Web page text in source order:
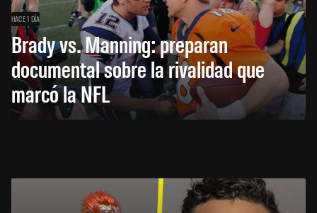
HACE 1 DÍA
Brady vs. Manning: preparan
documental sobre la rivalidad que
marcó la NFL